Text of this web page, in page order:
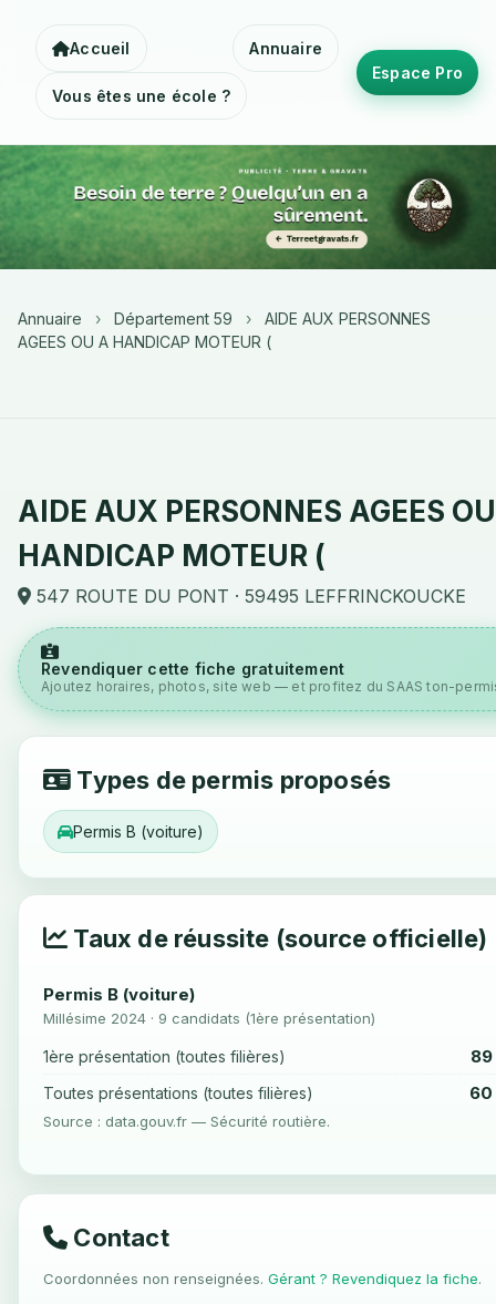
Accueil Annuaire
Vous êtes une école ?
Espace Pro
Annuaire › Département 59 ›
AIDE AUX PERSONNES
AGEES OU A HANDICAP MOTEUR (
AIDE AUX PERSONNES AGEES
HANDICAP MOTEUR (
547 ROUTE DU PONT · 59495 LEFFRINCKOUCKE
Revendiquer cette fiche gratuitement
Ajoutez horaires, photos, site web — et profitez du SAAS ton-
Types de permis proposés
Permis B (voiture)
Taux de réussite (source officielle)
Permis B (voiture)
Millésime 2024 · 9 candidats (1ère présentation)
1ère présentation (toutes filières) 89
Toutes présentations (toutes filières) 60
Source : data.gouv.fr — Sécurité routière.
Contact
Coordonnées non renseignées. Gérant ? Revendiquez la fiche.